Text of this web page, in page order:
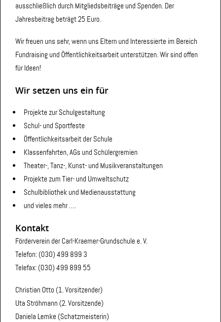
ausschließlich durch Mitgliedsbeiträge und Spenden. Der
Jahresbeitrag beträgt 25 Euro.
Wir freuen uns sehr, wenn uns Eltern und Interessierte im Bereich
Fundraising und Öffentlichkeitsarbeit unterstützen. Wir sind offen
für Ideen!
Wir setzen uns ein für
Projekte zur Schulgestaltung
Schul- und Sportfeste
Öffentlichkeitsarbeit der Schule
Klassenfahrten, AGs und Schülergremien
Theater-, Tanz-, Kunst- und Musikveranstaltungen
Projekte zum Tier- und Umweltschutz
Schulbibliothek und Medienausstattung
und vieles mehr ….
Kontakt
Förderverein der Carl-Kraemer-Grundschule e. V.
Telefon: (030) 499 899 3
Telefax: (030) 499 899 55
Christian Otto (1. Vorsitzender)
Uta Ströhmann (2. Vorsitzende)
Daniela Lemke (Schatzmeisterin)